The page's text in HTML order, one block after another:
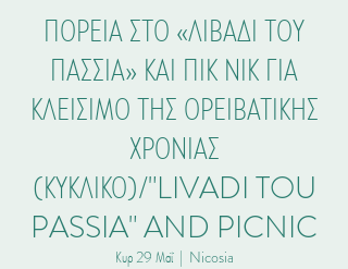
ΠΟΡΕΙΑ ΣΤΟ «ΛΙΒΑΔΙ ΤΟΥ
ΠΑΣΣΙΑ» ΚΑΙ ΠΙΚ ΝΙΚ ΓΙΑ
ΚΛΕΙΣΙΜΟ ΤΗΣ ΟΡΕΙΒΑΤΙΚΗΣ
ΧΡΟΝΙΑΣ
(ΚΥΚΛΙΚΟ)/"LIVADI TOU
PASSIA" AND PICNIC
Κυρ 29 Μαΐ
  |
Nicosia